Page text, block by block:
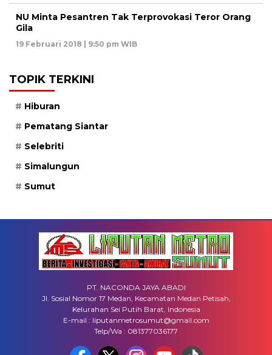
NU Minta Pesantren Tak Terprovokasi Teror Orang
Gila
19 Februari 2018 | 9:50 pm WIB
TOPIK TERKINI
Hiburan
Pematang Siantar
Selebriti
Simalungun
Sumut
PT. NACONDA JAYA ABADI
Jl. Sosial Nomor 17 Medan, Kecamatan Medan Petisah,
Kelurahan Sei Putih Barat, Indonesia
E-mail : liputanmetrosumut@gmail.com
Telp/Wa : 081377036177